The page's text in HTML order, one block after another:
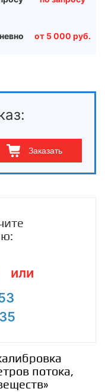
от 5 000 руб.
Заказать
или
потока,